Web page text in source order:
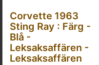
Corvette 1963
Sting Ray : Färg -
Blå -
Leksaksaffären -
Leksaksaffären